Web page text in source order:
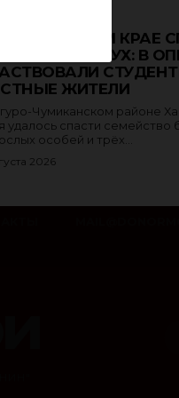
КРАЕ
БЕЛУХ: В
ЖИТЕЛИ
Чумиканском районе
удалось спасти семейство
особей и трёх...
2026